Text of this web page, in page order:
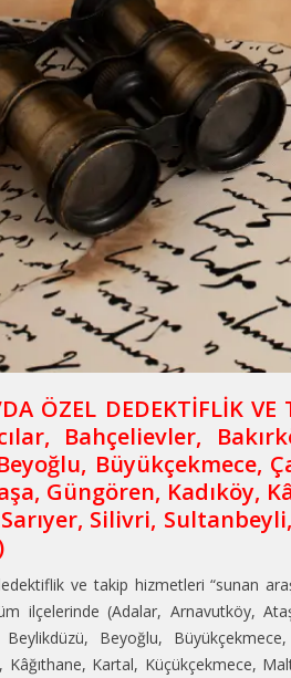
ÖZEL DEDEKTİFLİK
Bahçelievler,
Büyükçekmece,
Güngören, Kadıköy,
Silivri,
ve takip hizmetleri “sunan
ilçelerinde (Adalar, Arnavutköy,
Beyoğlu,
Kâğıthane, Kartal, Küçükçekmece,